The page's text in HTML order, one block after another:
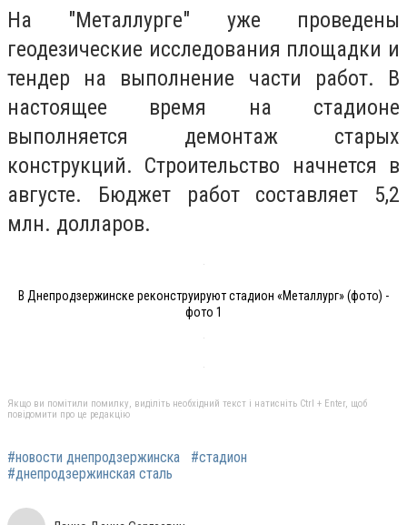
На "Металлурге" уже проведены
геодезические исследования площадки и
тендер на выполнение части работ. В
настоящее время на стадионе
выполняется демонтаж старых
конструкций. Строительство начнется в
августе. Бюджет работ составляет 5,2
млн. долларов.
В Днепродзержинске реконструируют стадион «Металлург» (фото) -
фото 1
Якщо ви помітили помилку, виділіть необхідний текст і натисніть Ctrl + Enter, щоб
повідомити про це редакцію
#новости днепродзержинска
#стадион
#днепродзержинская сталь